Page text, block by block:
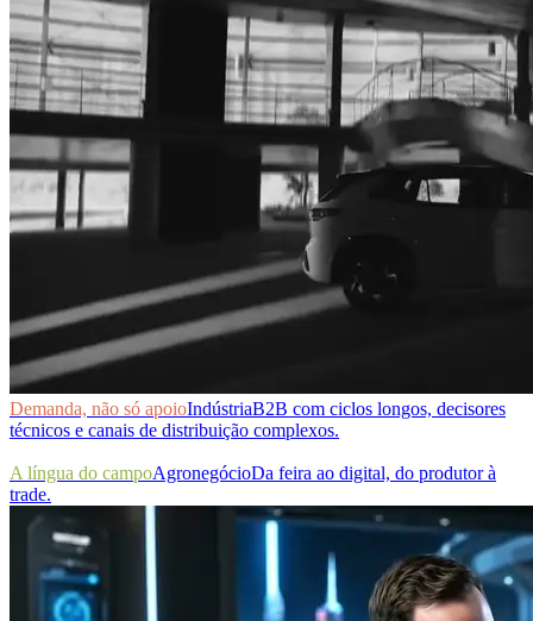
Demanda, não só apoioIndústriaB2B com ciclos longos, decisores
técnicos e canais de distribuição complexos.
A língua do campoAgronegócioDa feira ao digital, do produtor à
trade.